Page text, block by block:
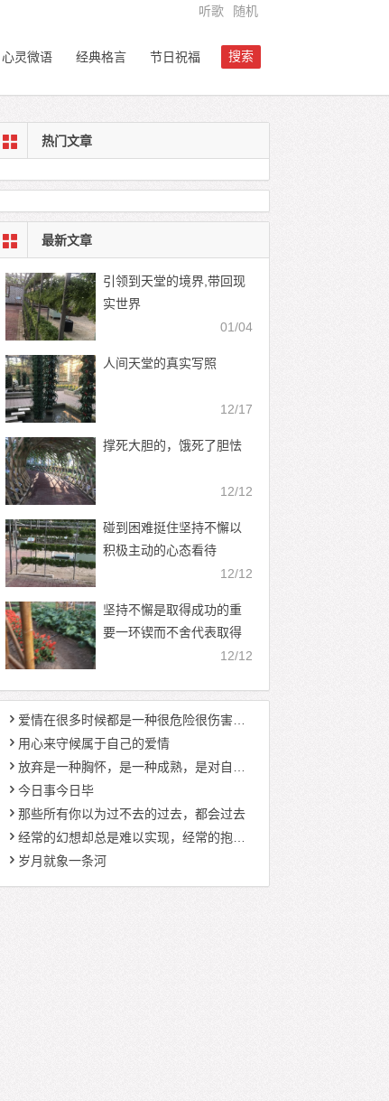
听歌 随机
搜索
心灵微语 经典格言 节日祝福
热门文章
最新文章
引领到天堂的境界,带回现
实世界
01/04
人间天堂的真实写照
12/17
撑死大胆的，饿死了胆怯
12/12
碰到困难挺住坚持不懈以
积极主动的心态看待
12/12
坚持不懈是取得成功的重
要一环锲而不舍代表取得
12/12
爱情在很多时候都是一种很危险很伤害身心的东西
用心来守候属于自己的爱情
放弃是一种胸怀，是一种成熟，是对自我内心的一种自信和把握
今日事今日毕
那些所有你以为过不去的过去，都会过去
经常的幻想却总是难以实现，经常的抱怨却总是不去努力
岁月就象一条河